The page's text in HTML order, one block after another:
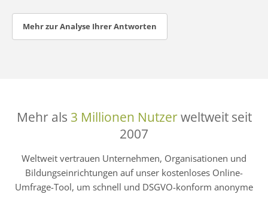
Mehr zur Analyse Ihrer Antworten
Mehr als 3 Millionen Nutzerweltweit seit
2007
Weltweit vertrauen Unternehmen, Organisationen und
Bildungseinrichtungen auf unser kostenloses Online-
Umfrage-Tool, um schnell und DSGVO-konform anonyme